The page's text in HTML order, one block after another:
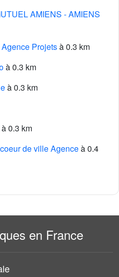
AMIENS - AMIENS
Projetsà 0.3 km
à 0.3 km
à 0.3 km
à 0.3 km
de ville Agenceà 0.4
en France